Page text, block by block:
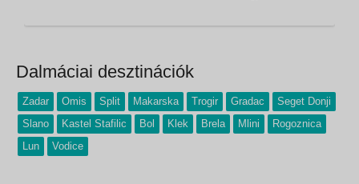
aprócska, lakatlan szigeteken
világítótornyok
Dalmáciai desztinációk
Zadar Omis Split Makarska Trogir Gradac
Seget Donji
Slano
Kastel Stafilic Bol Klek Brela Mlini
Rogoznica
Lun
Vodice